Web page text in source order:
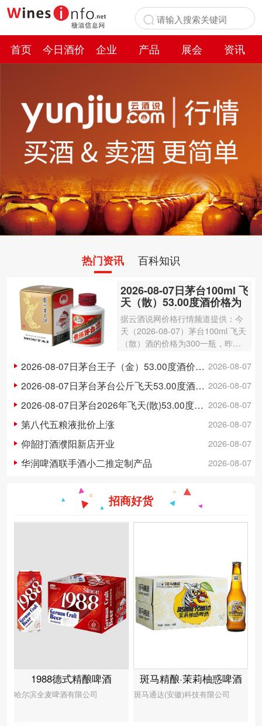
首页 今日酒价 企业 产品 展会
资讯
热门资讯 百科知识
2026-08-07日茅台100ml 飞
天（散）53.00度酒价格为
300一瓶，上涨 3元
据云酒说网价格行情频道提供：今
天（2026-08-07）茅台100ml 飞天
（散）酒的价格为300一瓶，昨日
00ml 飞天（散）酒容量为100ml，
酒精度数为53.00度。茅台酒除了年
份因素之外…
2026-08-07
2026-08-07日茅台王子（金）53.00度酒价格为148一瓶，下跌 5元
2026-08-07
2026-08-07日茅台茅台公斤飞天53.00度酒价格为3,250一瓶，下跌 20元
2026-08-07
2026-08-07日茅台2026年飞天(散)53.00度酒价格为1,700一瓶，上涨 5元
2026-08-07
第八代五粮液批价上涨
2026-08-07
仰韶打酒濮阳新店开业
2026-08-07
华润啤酒联手酒小二推定制产品
招商好货
1988德式精酿啤酒
哈尔滨全麦啤酒有限公司
斑马精酿·茉莉柚惑啤酒
斑马通达(安徽)科技有限公司